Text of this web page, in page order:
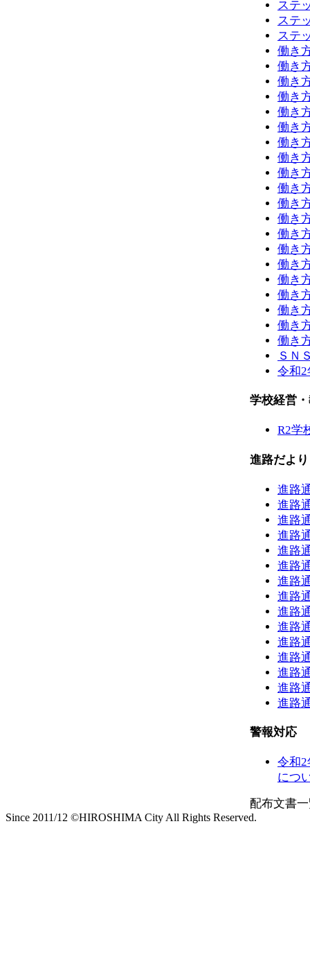
ステ
ステ
ステ
働き
働き
働き
働き
働き
働き
働き
働き
働き
働き
働き
働き
働き
働き
働き
働き
働き
働き
働き
働き
ＳＮ
令和
学校経営
R2学
進路だより
進路
進路
進路
進路
進路
進路
進路
進路
進路
進路
進路
進路
進路
進路
進路
警報対応
令和
につ
配布文書
Since 2011/12 ©HIROSHIMA City All Rights Reserved.